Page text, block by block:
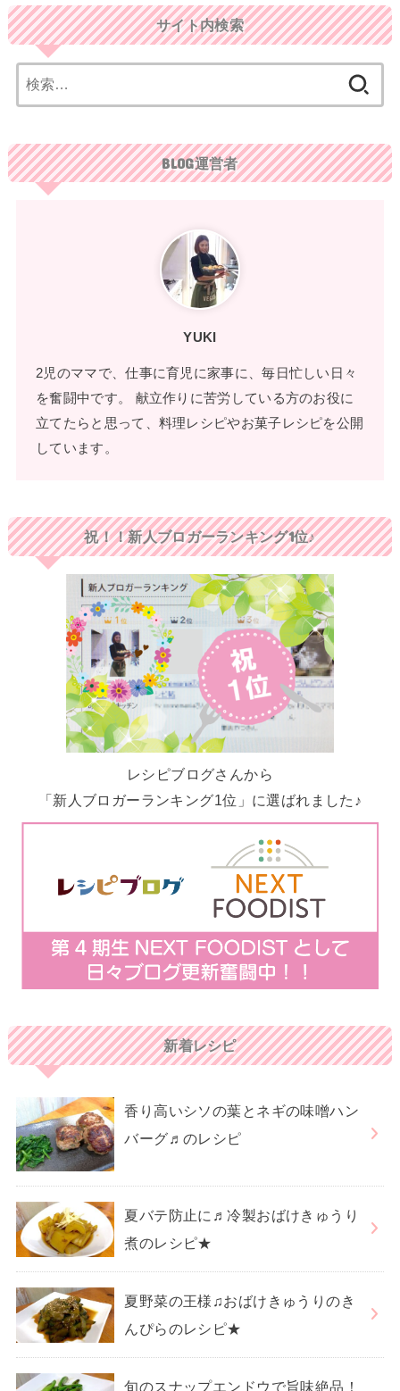
サイト内検索
索:
BLOG運営者
YUKI
2児のママで、仕事に育児に家事に、毎日忙しい日々
を奮闘中です。 献立作りに苦労している方のお役に
立てたらと思って、料理レシピやお菓子レシピを公開
しています。
祝！！新人ブロガーランキング1位♪
レシピブログさんから
「新人ブロガーランキング1位」に選ばれました♪
新着レシピ
香り高いシソの葉とネギの味噌ハン
バーグ♬のレシピ
夏バテ防止に♬冷製おばけきゅうり
煮のレシピ★
夏野菜の王様♫おばけきゅうりのき
んぴらのレシピ★
旬のスナップエンドウで旨味絶品！